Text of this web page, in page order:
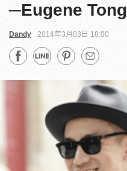
─Eugene Tong
Dandy 2014年3月03日 18:00